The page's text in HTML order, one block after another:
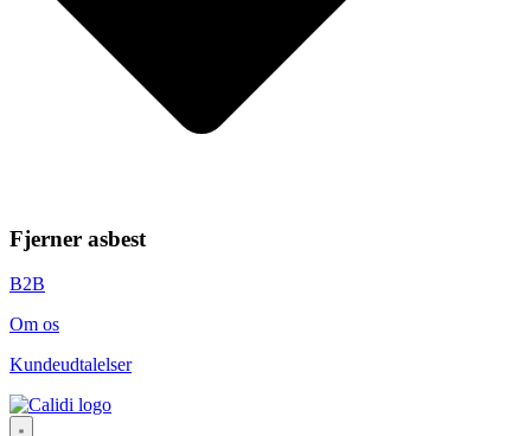
Fjerner asbest
B2B
Om os
Kundeudtalelser